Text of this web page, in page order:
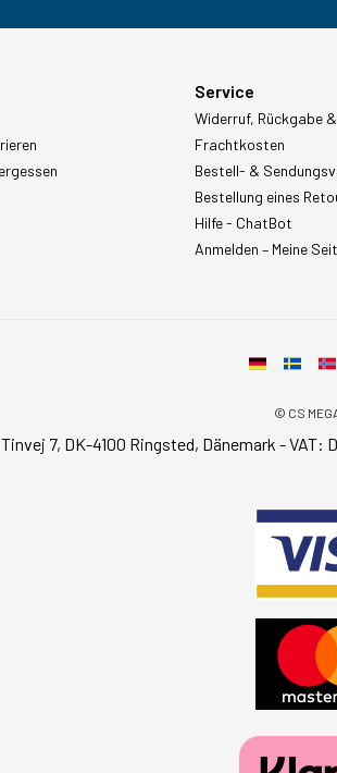
Service
Widerruf, Rückgabe
Frachtkosten
Bestell- &
Bestellung eines
Hilfe - ChatBot
Anmelden – Meine
© CS
Tinvej 7, DK-4100 Ringsted, Dänemark - VAT: